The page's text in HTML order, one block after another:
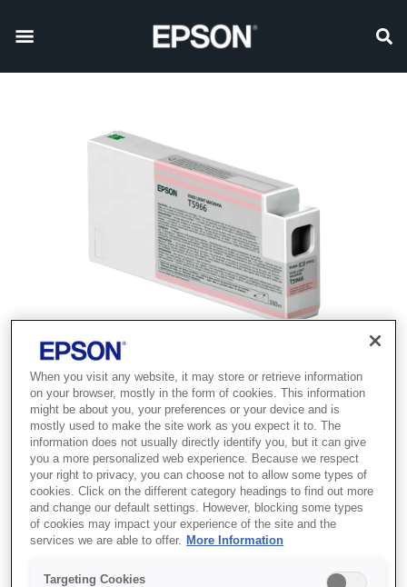
SKU:C13T596600
Singlepack Vivid Light
When you visit any website, it may store or retrieve information
on your browser, mostly in the form of cookies. This information
might be about you, your preferences or your device and is
mostly used to make the site work as you expect it to. The
information does not usually directly identify you, but it can give
you a more personalized web experience. Because we respect
your right to privacy, you can choose not to allow some types of
cookies. Click on the different category headings to find out more
and change our default settings. However, blocking some types
of cookies may impact your experience of the site and the
services we are able to offer. More Information
Targeting Cookies